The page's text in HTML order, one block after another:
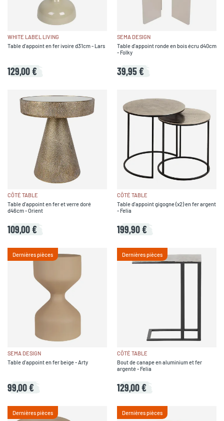
WHITE LABEL LIVING
Table d'appoint en fer ivoire d31cm - Lars
129,00 €
SEMA DESIGN
Table d'appoint ronde en bois écru d40cm
- Folky
39,95 €
CÔTÉ TABLE
Table d'appoint en fer et verre doré
d46cm - Orient
109,00 €
CÔTÉ TABLE
Table d'appoint gigogne (x2) en fer argent
- Felia
199,90 €
Dernières pièces
SEMA DESIGN
Table d'appoint en fer beige - Arty
99,00 €
Dernières pièces
CÔTÉ TABLE
Bout de canape en aluminium et fer
argenté - Felia
129,00 €
Dernières pièces Dernières pièces